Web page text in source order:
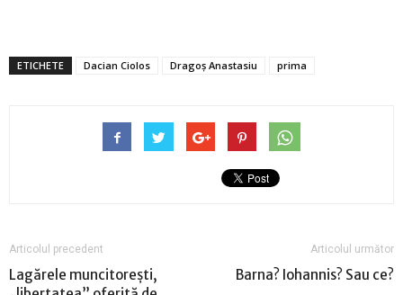
ETICHETE Dacian Ciolos Dragoș Anastasiu prima
Articolul precedent
Lagărele muncitorești,
Articolul următor
Barna? Iohannis? Sau ce?